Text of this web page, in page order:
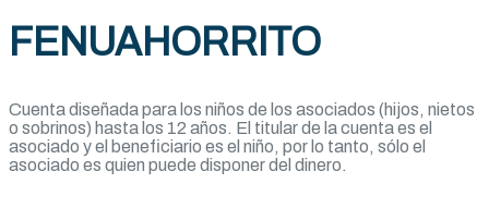
FENUAHORRITO
Cuenta diseñada para los niños de los asociados (hijos, nietos
o sobrinos) hasta los 12 años. El titular de la cuenta es el
asociado y el beneficiario es el niño, por lo tanto, sólo el
asociado es quien puede disponer del dinero.